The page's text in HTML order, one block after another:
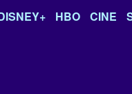
HBO CINE